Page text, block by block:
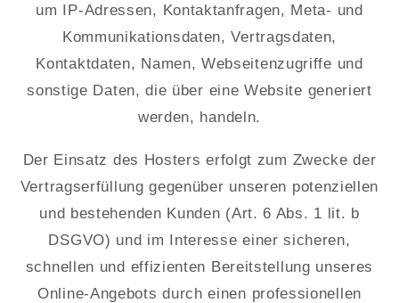
um IP-Adressen, Kontaktanfragen, Meta- und
Kommunikationsdaten, Vertragsdaten,
Kontaktdaten, Namen, Webseitenzugriffe und
sonstige Daten, die über eine Website generiert
werden, handeln.
Der Einsatz des Hosters erfolgt zum Zwecke der
Vertragserfüllung gegenüber unseren potenziellen
und bestehenden Kunden (Art. 6 Abs. 1 lit. b
DSGVO) und im Interesse einer sicheren,
schnellen und effizienten Bereitstellung unseres
Online-Angebots durch einen professionellen